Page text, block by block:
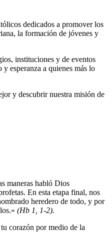
dedicados a promover los
la formación de jóvenes y
instituciones y de eventos
esperanza a quienes más lo
y descubrir nuestra misión de
maneras habló Dios
En esta etapa final, nos
heredero de todo, y por
(Hb 1, 1-2).
corazón por medio de la